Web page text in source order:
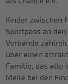
Kinder zwischen
Sportpass an
Verbände
über einen
Familie, das alle
Meile bei den